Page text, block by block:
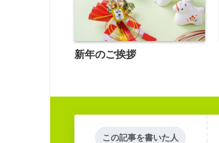
新年のご挨拶
この記事を書いた人